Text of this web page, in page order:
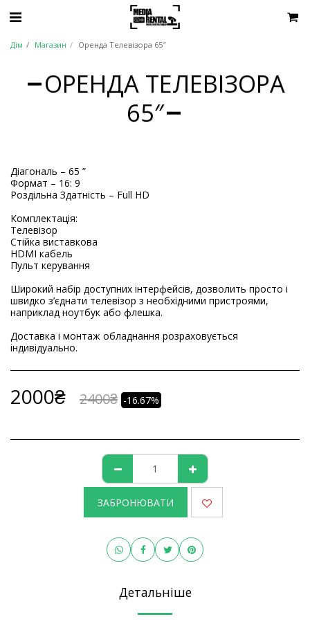
Дім Магазин Оренда Телевізора 65″
ОРЕНДА ТЕЛЕВІЗОРА
65″
Діагональ – 65 ”
Формат – 16: 9
Роздільна Здатність – Full HD
Комплектація:
Телевізор
Стійка виставкова
HDMI кабель
Пульт керування
Широкий набір доступних інтерфейсів, дозволить просто і
швидко з’єднати телевізор з необхідними пристроями,
наприклад ноутбук або флешка.
Доставка і монтаж обладнання розраховується
індивідуально.
2000₴ 2400₴ -16.67%
ЗАБРОНЮВАТИ
Детальніше